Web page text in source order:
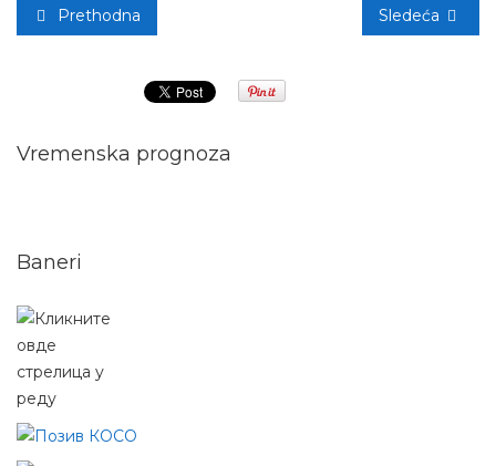
Prethodna Sledeća
Vremenska prognoza
Baneri